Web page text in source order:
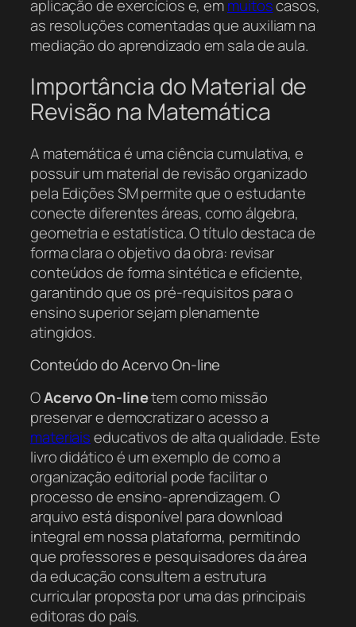
aplicação de exercícios e, emmuitoscasos,
as resoluções comentadas que auxiliam na
mediação do aprendizado em sala de aula.
Importância do Material de
Revisão na Matemática
A matemática é uma ciência cumulativa, e
possuir um material de revisão organizado
pela Edições SM permite que o estudante
conecte diferentes áreas, como álgebra,
geometria e estatística. O título destaca de
forma clara o objetivo da obra: revisar
conteúdos de forma sintética e eficiente,
garantindo que os pré-requisitos para o
ensino superior sejam plenamente
atingidos.
Conteúdo do Acervo On-line
OAcervo On-linetem como missão
preservar e democratizar o acesso a
materiaiseducativos de alta qualidade. Este
livro didático é um exemplo de como a
organização editorial pode facilitar o
processo de ensino-aprendizagem. O
arquivo está disponível para download
integral em nossa plataforma, permitindo
que professores e pesquisadores da área
da educação consultem a estrutura
curricular proposta por uma das principais
editoras do país.